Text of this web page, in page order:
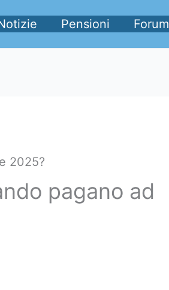
Pensioni Forum
2025?
pagano ad